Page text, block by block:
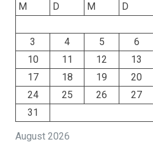
August 2026
M D M D
3
4 5 6
10
11 12 13
17
18 19 20
24
25 26 27
31